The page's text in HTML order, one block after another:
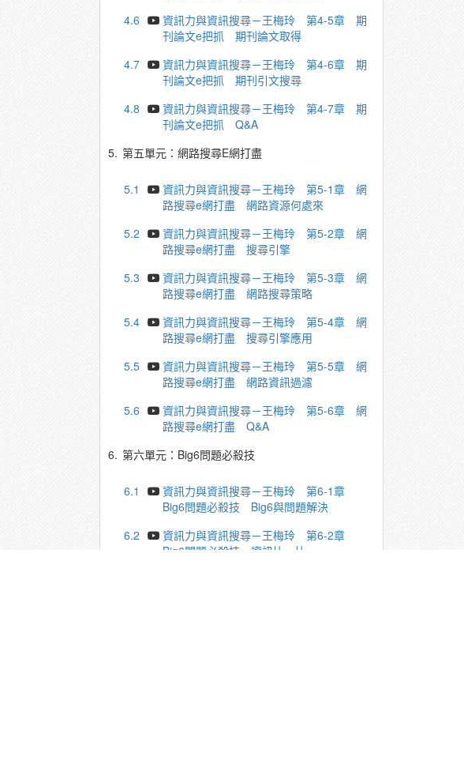
4.6
資訊力與資訊搜尋－王梅玲 第4-5章 期
刊論文e把抓 期刊論文取得
4.7
資訊力與資訊搜尋－王梅玲 第4-6章 期
刊論文e把抓 期刊引文搜尋
4.8
資訊力與資訊搜尋－王梅玲 第4-7章 期
刊論文e把抓 Q&A
5. 第五單元：網路搜尋E網打盡
5.1
資訊力與資訊搜尋－王梅玲 第5-1章 網
路搜尋e網打盡 網路資源何處來
5.2
資訊力與資訊搜尋－王梅玲 第5-2章 網
路搜尋e網打盡 搜尋引擎
5.3
資訊力與資訊搜尋－王梅玲 第5-3章 網
路搜尋e網打盡 網路搜尋策略
5.4
資訊力與資訊搜尋－王梅玲 第5-4章 網
路搜尋e網打盡 搜尋引擎應用
5.5
資訊力與資訊搜尋－王梅玲 第5-5章 網
路搜尋e網打盡 網路資訊過濾
5.6
資訊力與資訊搜尋－王梅玲 第5-6章 網
路搜尋e網打盡 Q&A
6. 第六單元：Big6問題必殺技
6.1
資訊力與資訊搜尋－王梅玲 第6-1章
Big6問題必殺技 Big6與問題解決
6.2
資訊力與資訊搜尋－王梅玲 第6-2章
Big6問題必殺技 資訊比一比